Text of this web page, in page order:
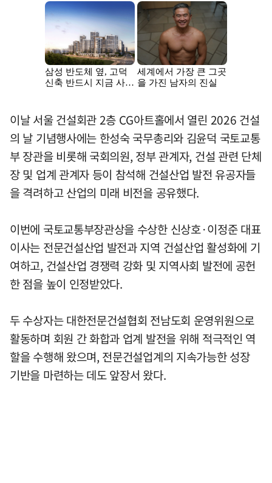
이날 서울 건설회관 2층 CG아트홀에서 열린 2026 건설
의 날 기념행사에는 한성숙 국무총리와 김윤덕 국토교통
부 장관을 비롯해 국회의원, 정부 관계자, 건설 관련 단체
장 및 업계 관계자 등이 참석해 건설산업 발전 유공자들
을 격려하고 산업의 미래 비전을 공유했다.
이번에 국토교통부장관상을 수상한 신상호·이정준 대표
이사는 전문건설산업 발전과 지역 건설산업 활성화에 기
여하고, 건설산업 경쟁력 강화 및 지역사회 발전에 공헌
한 점을 높이 인정받았다.
두 수상자는 대한전문건설협회 전남도회 운영위원으로
활동하며 회원 간 화합과 업계 발전을 위해 적극적인 역
할을 수행해 왔으며, 전문건설업계의 지속가능한 성장
기반을 마련하는 데도 앞장서 왔다.